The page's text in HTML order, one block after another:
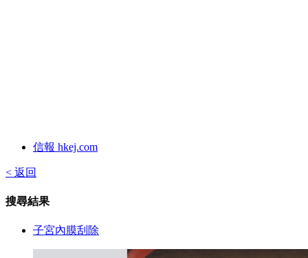
信報 hkej.com
< 返回
搜尋結果
子宮內膜刮除